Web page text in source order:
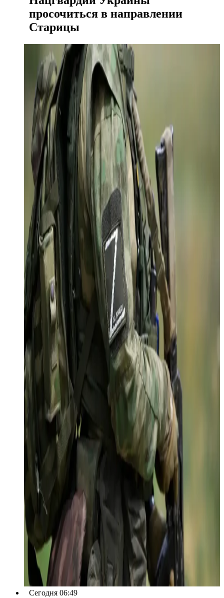
просочиться в направлении
Старицы
Сегодня 06:49